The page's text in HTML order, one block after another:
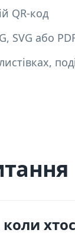
QR-код
SVG або